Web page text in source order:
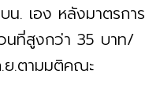
. เอง หลังมาตรการ
นที่สูงกว่า 35 บาท/
.ตามมติคณะ